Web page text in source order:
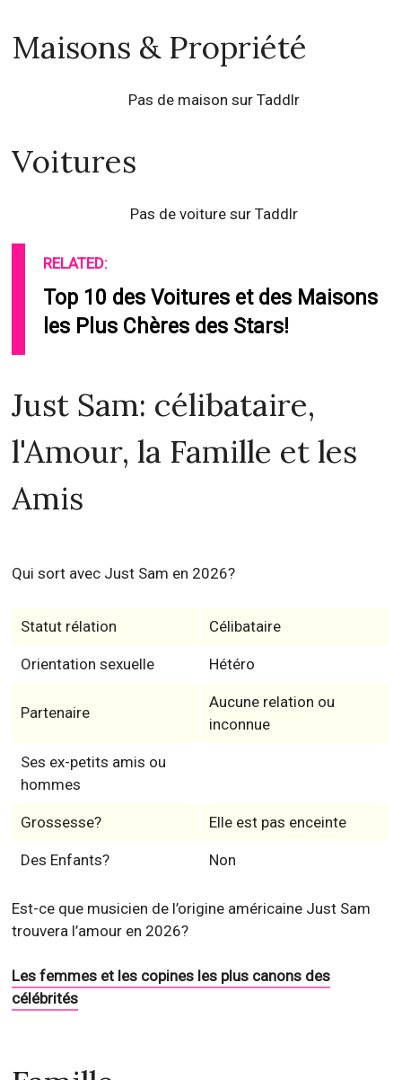
Maisons & Propriété
Pas de maison sur Taddlr
Voitures
Pas de voiture sur Taddlr
RELATED:
Top 10 des Voitures et des Maisons
les Plus Chères des Stars!
Just Sam: célibataire,
l'Amour, la Famille et les
Amis
Qui sort avec Just Sam en 2026?
Statut rélation Célibataire
Orientation sexuelle Hétéro
Partenaire
Aucune relation ou
inconnue
Ses ex-petits amis ou
hommes
Grossesse? Elle est pas enceinte
Des Enfants? Non
Est-ce que musicien de l’origine américaine Just Sam
trouvera l’amour en 2026?
Les femmes et les copines les plus canons des
célébrités